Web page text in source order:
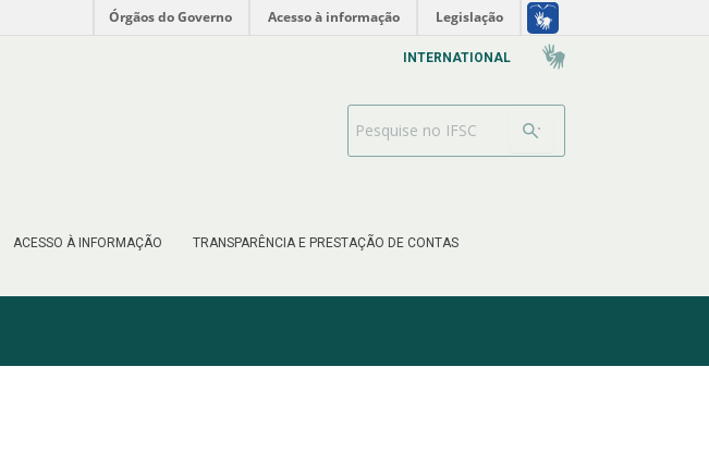
Órgãos do Governo Acesso à informação Legislação
ACESSO À INFORMAÇÃO TRANSPARÊNCIA E PRESTAÇÃO DE CONTAS
INTERNATIONAL
Barra de busca